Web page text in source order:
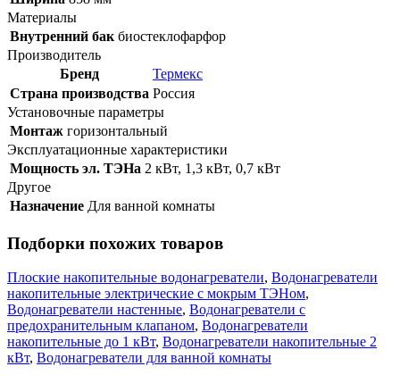
Материалы
Внутренний бак биостеклофарфор
Производитель
Бренд
Термекс
Страна производства Россия
Установочные параметры
Монтаж горизонтальный
Эксплуатационные характеристики
Мощность эл. ТЭНа 2 кВт, 1,3 кВт, 0,7 кВт
Другое
Назначение Для ванной комнаты
Подборки похожих товаров
Плоские накопительные водонагреватели, Водонагреватели
накопительные электрические с мокрым ТЭНом,
Водонагреватели настенные, Водонагреватели с
предохранительным клапаном, Водонагреватели
накопительные до 1 кВт, Водонагреватели накопительные 2
кВт, Водонагреватели для ванной комнаты